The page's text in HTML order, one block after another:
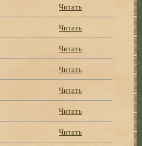
Читать
Читать
Читать
Читать
Читать
Читать
Читать